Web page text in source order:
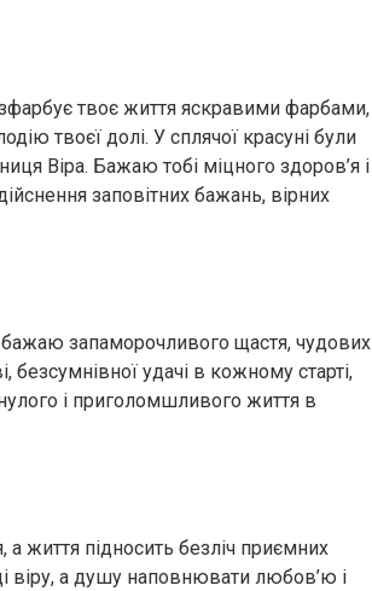
твоє життя яскравими фарбами,
твоєї долі. У сплячої красуні були
Віра. Бажаю тобі міцного здоров’я і
заповітних бажань, вірних
бажаю запаморочливого щастя, чудових
безсумнівної удачі в кожному старті,
і приголомшливого життя в
а життя підносить безліч приємних
віру, а душу наповнювати любов’ю і